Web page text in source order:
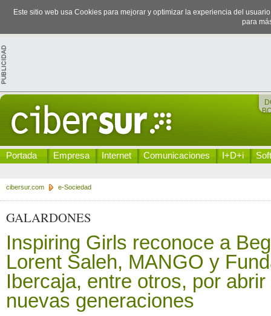
Este sitio web usa Cookies para mejorar y optimizar la experiencia del
para
Portada Empresa Internet Comunicaciones I+D+i
cibersur.com e-Sociedad
GALARDONES
Inspiring Girls reconoce a
Lorent Saleh, MANGO y
Ibercaja, entre otros, por
nuevas generaciones